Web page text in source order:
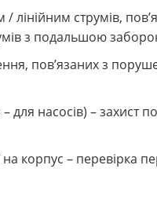
струмів,
з подальшою
пов’язаних з
для насосів) – захист
на корпус – перевірка